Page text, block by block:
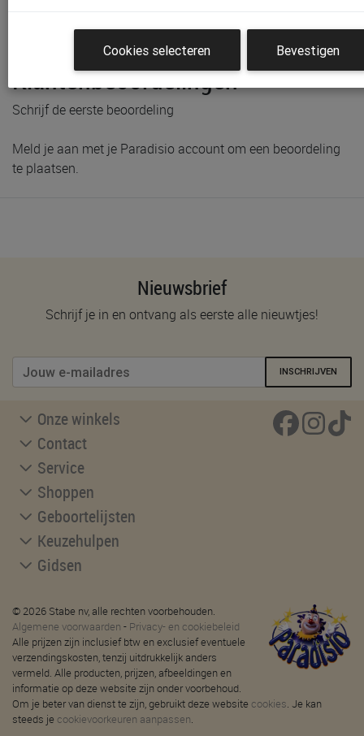
Voorraad bij Paradisio
Klantenbeoordelingen
Schrijf de eerste beoordeling
Meld je aan met je Paradisio account om een beoordeling
te plaatsen.
Nieuwsbrief
Schrijf je in en ontvang als eerste alle nieuwtjes!
INSCHRIJVEN
Onze winkels
Contact
Service
Shoppen
Geboortelijsten
Keuzehulpen
Gidsen
© 2026 Stabe nv, alle rechten voorbehouden.
Algemene voorwaarden - Privacy- en cookiebeleid
Alle prijzen zijn inclusief btw en exclusief eventuele
verzendingskosten, tenzij uitdrukkelijk anders
vermeld. Alle producten, prijzen, afbeeldingen en
informatie op deze website zijn onder voorbehoud.
Om je beter van dienst te zijn, gebruikt deze website cookies. Je kan
steeds je cookievoorkeuren aanpassen.
Cookies selecteren Bevestigen